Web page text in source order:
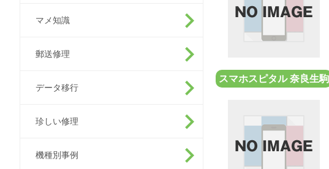
マメ知識
郵送修理
データ移行
珍しい修理
機種別事例
スマホスピタル 奈良生駒